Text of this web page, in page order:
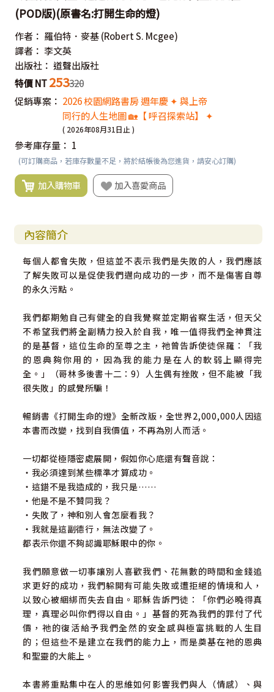
(POD版)(原書名:打開生命的燈)
作者： 羅伯特．麥基 (Robert S. Mcgee)
譯者： 李文英
出版社： 道聲出版社
特價 NT 253320
促銷專案： 2026 校園網路書房 週年慶 ✦ 與上帝
同行的人生地圖 🏡【 呼召探索站】 ✦
( 2026年08月31日止 )
參考庫存量： 1
(可訂購商品，若庫存數量不足，將於結帳後為您進貨，請安心訂購)
加入購物車 加入喜愛商品
內容簡介
每個人都會失敗，但這並不表示我們是失敗的人，我們應該
了解失敗可以是促使我們邁向成功的一步，而不是傷害自尊
的永久污點。
我們都期勉自己有健全的自我覺察並定期省察生活，但天父
不希望我們將全副精力投入於自我，唯一值得我們全神貫注
的是基督，這位生命的至尊之主，祂曾告訴使徒保羅：「我
的恩典夠你用的，因為我的能力是在人的軟弱上顯得完
全。」（哥林多後書十二：9）人生偶有挫敗，但不能被「我
很失敗」的感覺所騙！
暢銷書《打開生命的燈》全新改版，全世界2,000,000人因這
本書而改變，找到自我價值，不再為別人而活。
一切都從極隱密處展開，假如你心底還有聲音說：
‧我必須達到某些標準才算成功。
‧這錯不是我造成的，我只是……
‧他是不是不贊同我？
‧失敗了，神和別人會怎麼看我？
‧我就是這副德行，無法改變了。
都表示你還不夠認識耶穌眼中的你。
我們願意做一切事讓別人喜歡我們、花無數的時間和金錢追
求更好的成功，我們躲開有可能失敗或遭拒絕的情境和人，
以致心被綑綁而失去自由。耶穌告訴門徒：「你們必曉得真
理，真理必叫你們得以自由。」基督的死為我們的罪付了代
價，祂的復活給予我們全然的安全感與極富挑戰的人生目
的；但這些不是建立在我們的能力上，而是奠基在祂的恩典
和聖靈的大能上。
本書將重點集中在人的思維如何影響我們與人（情感）、與